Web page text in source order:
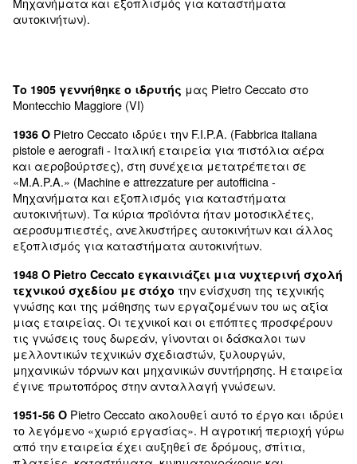
πιστόλια αέρα και αεροβούρτσες), στη
σε «M.A.P.A.» (Machine e attrezzature per
Μηχανήματα και εξοπλισμός για καταστήματα
αυτοκινήτων).
Το 1905 γεννήθηκε ο ιδρυτήςμας Pietro
1936 ΟPietro Ceccato ιδρύει την F.I.P.A. (Fabbrica
pistole e aerografi - Ιταλική εταιρεία για
και αεροβούρτσες), στη συνέχεια
«M.A.P.A.» (Machine e attrezzature per autofficina -
Μηχανήματα και εξοπλισμός για καταστήματα
αυτοκινήτων). Τα κύρια προϊόντα ήταν
αεροσυμπιεστές, ανελκυστήρες αυτοκινήτων
εξοπλισμός για καταστήματα αυτοκινήτων.